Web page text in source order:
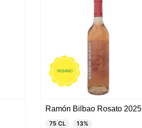
VEGANO
Ramón Bilbao Rosato 2025
75 CL
13%